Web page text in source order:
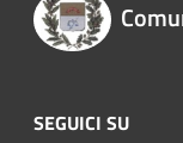
SEGUICI SU